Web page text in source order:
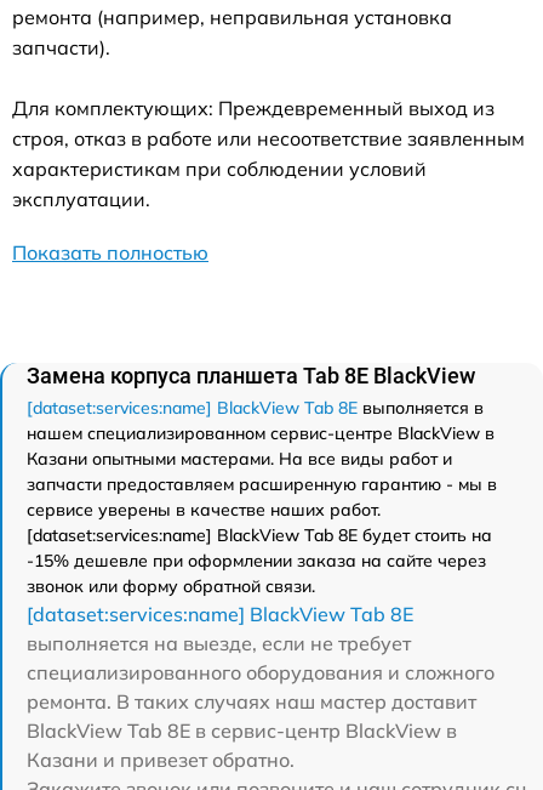
ремонта (например, неправильная установка
запчасти).
Для комплектующих: Преждевременный выход из
строя, отказ в работе или несоответствие заявленным
характеристикам при соблюдении условий
эксплуатации.
Показать полностью
Замена корпуса планшета Tab 8E BlackView
[dataset:services:name] BlackView Tab 8E выполняется в
нашем специализированном сервис-центре BlackView в
Казани опытными мастерами. На все виды работ и
запчасти предоставляем расширенную гарантию - мы в
сервисе уверены в качестве наших работ.
[dataset:services:name] BlackView Tab 8E будет стоить на
-15% дешевле при оформлении заказа на сайте через
звонок или форму обратной связи.
[dataset:services:name] BlackView Tab 8E
выполняется на выезде, если не требует
специализированного оборудования и сложного
ремонта. В таких случаях наш мастер доставит
BlackView Tab 8E в сервис-центр BlackView в
Казани и привезет обратно.